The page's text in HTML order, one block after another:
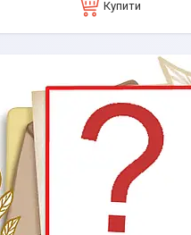
Купити